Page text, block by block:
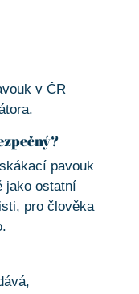
v ČR
pavouk
jako ostatní
pro člověka